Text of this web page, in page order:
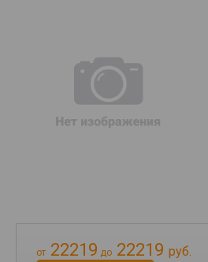
от 22219 до 22219 руб.